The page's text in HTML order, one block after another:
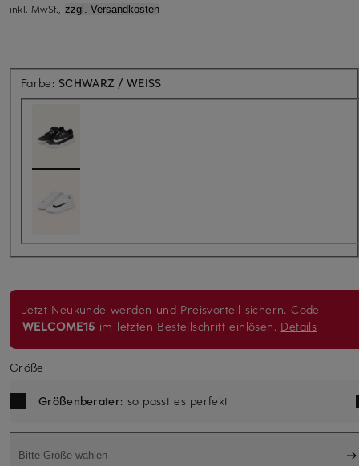
inkl. MwSt., zzgl. Versandkosten
Farbe: SCHWARZ / WEISS
Jetzt Neukunde werden und Preisvorteil sichern. Code
WELCOME15 im letzten Bestellschritt einlösen. Details
Größe
Größenberater: so passt es perfekt
Bitte Größe wählen